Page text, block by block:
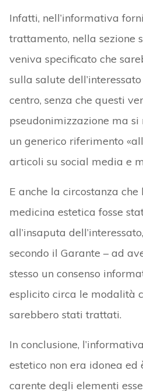
Infatti, nell’informativa
trattamento, nella sezione
veniva specificato che
sulla salute
centro, senza che questi
pseudonimizzazione ma
un generico riferimento
articoli su social media e
E anche la circostanza che
medicina estetica fosse
all’insaputa
secondo il Garante – ad
stesso un consenso
esplicito circa le modalità
sarebbero stati trattati.
In conclusione,
estetico non era idonea ed
carente degli elementi